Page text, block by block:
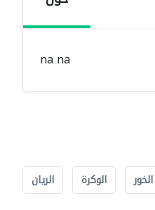
na na
الخور الوكرة الريان